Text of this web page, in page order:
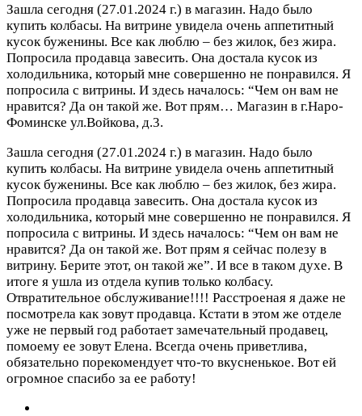
Зашла сегодня (27.01.2024 г.) в магазин. Надо было
купить колбасы. На витрине увидела очень аппетитный
кусок буженины. Все как люблю – без жилок, без жира.
Попросила продавца завесить. Она достала кусок из
холодильника, который мне совершенно не понравился. Я
попросила с витрины. И здесь началось: “Чем он вам не
нравится? Да он такой же. Вот прям… Магазин в г.Наро-
Фоминске ул.Войкова, д.3.
Зашла сегодня (27.01.2024 г.) в магазин. Надо было
купить колбасы. На витрине увидела очень аппетитный
кусок буженины. Все как люблю – без жилок, без жира.
Попросила продавца завесить. Она достала кусок из
холодильника, который мне совершенно не понравился. Я
попросила с витрины. И здесь началось: “Чем он вам не
нравится? Да он такой же. Вот прям я сейчас полезу в
витрину. Берите этот, он такой же”. И все в таком духе. В
итоге я ушла из отдела купив только колбасу.
Отвратительное обслуживание!!!! Расстроеная я даже не
посмотрела как зовут продавца. Кстати в этом же отделе
уже не первый год работает замечательный продавец,
помоему ее зовут Елена. Всегда очень приветлива,
обязательно порекомендует что-то вкусненькое. Вот ей
огромное спасибо за ее работу!